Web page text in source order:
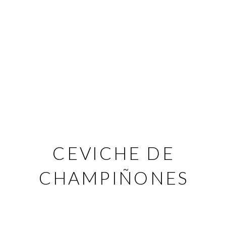
CEVICHE DE
CHAMPIÑONES